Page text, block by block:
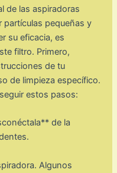
de las aspiradoras
partículas pequeñas y
su eficacia, es
filtro. Primero,
de tu
de limpieza específico.
estos pasos:
de la
Algunos